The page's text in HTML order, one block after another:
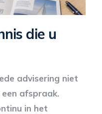
die u
advisering niet
afspraak.
in het